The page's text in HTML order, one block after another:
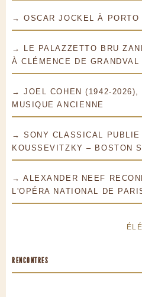
→ OSCAR JOCKEL À PORTO
→ LE PALAZZETTO BRU
À CLÉMENCE DE GRANDVAL
→ JOEL COHEN (1942-2026),
MUSIQUE ANCIENNE
→ SONY CLASSICAL PUBLIE
KOUSSEVITZKY – BOSTON
→ ALEXANDER NEEF
L'OPÉRA NATIONAL DE
RENCONTRES